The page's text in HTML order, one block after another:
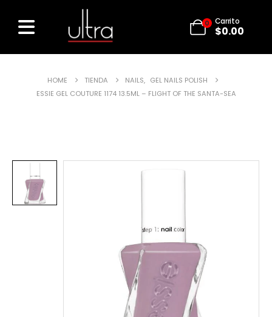
0 Carrito
$0.00
HOME TIENDA NAILS, GEL NAILS POLISH
ESSIE GEL COUTURE 1174 13.5ML – FLIGHT OF THE SANTA-SEA